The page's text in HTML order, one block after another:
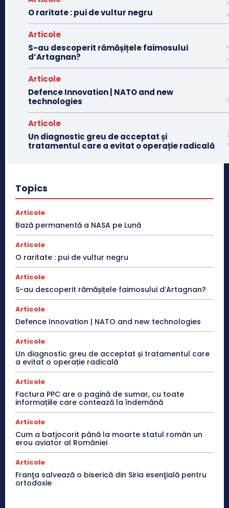
O raritate : pui de vultur negru
Articole
S-au descoperit rămășițele faimosului
d’Artagnan?
Articole
Defence Innovation | NATO and new
technologies
Articole
Un diagnostic greu de acceptat și
tratamentul care a evitat o operație radicală
Topics
Articole
Bază permanentă a NASA pe Lună
Articole
O raritate : pui de vultur negru
Articole
S-au descoperit rămășițele faimosului d’Artagnan?
Articole
Defence Innovation | NATO and new technologies
Articole
Un diagnostic greu de acceptat și tratamentul care
a evitat o operație radicală
Articole
Factura PPC are o pagină de sumar, cu toate
informațiile care contează la îndemână
Articole
Cum a batjocorit până la moarte statul român un
erou aviator al României
Articole
Franţa salvează o biserică din Siria esenţială pentru
ortodoxie